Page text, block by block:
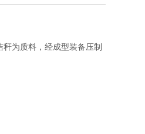
为质料，经成型装备压制